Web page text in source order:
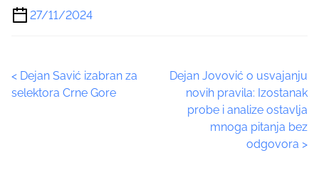
a
r
h
i
27/11/2024
P
< Dejan Savić izabran za
selektora Crne Gore
Dejan Jovović o usvajanju
novih pravila: Izostanak
probe i analize ostavlja
mnoga pitanja bez
odgovora >